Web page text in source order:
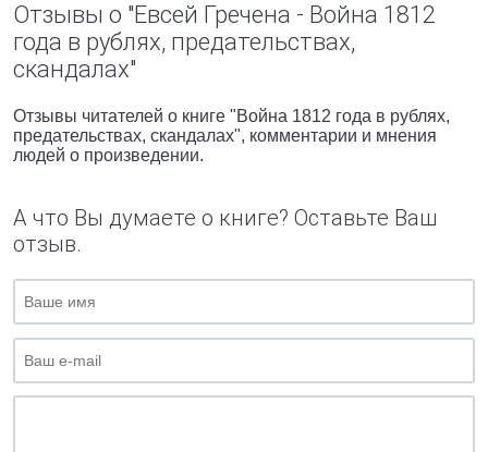
Отзывы о "Евсей Гречена - Война 1812
года в рублях, предательствах,
скандалах"
Отзывы читателей о книге "Война 1812 года в рублях,
предательствах, скандалах", комментарии и мнения
людей о произведении.
А что Вы думаете о книге? Оставьте Ваш
отзыв.